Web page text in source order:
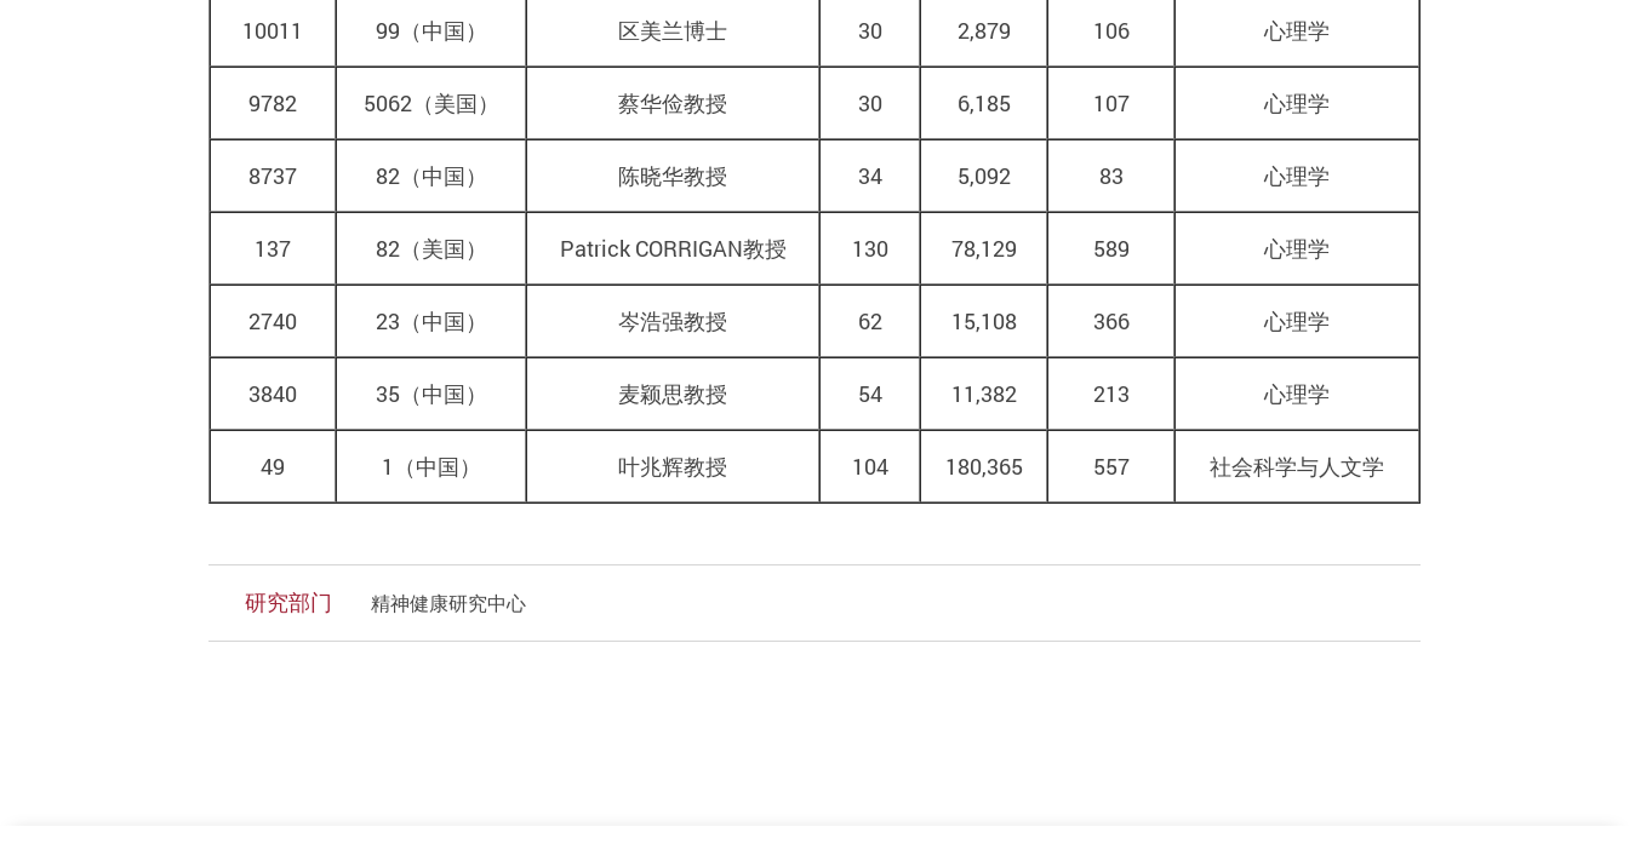
10011 99 （中国） 区美兰博士 30 2,879 106 心理学
9782 5062（美国） 蔡华俭教授 30 6,185 107 心理学
8737 82（中国） 陈晓华教授 34 5,092 83 心理学
137 82（美国） Patrick CORRIGAN教授 130 78,129 589 心理学
2740 23 （中国） 岑浩强教授 62 15,108 366 心理学
3840 35（中国） 麦颖思教授 54 11,382 213 心理学
49 1 （中国） 叶兆辉教授 104 180,365 557 社会科学与人文学
研究部门 精神健康研究中心